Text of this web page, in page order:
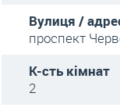
Вулиця /
проспект
К-сть кімнат
2